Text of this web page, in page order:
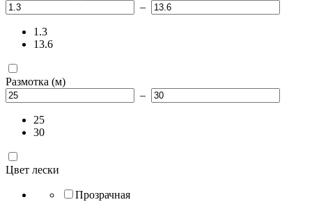
–
1.3
13.6
Размотка (м)
–
25
30
Цвет лески
Прозрачная